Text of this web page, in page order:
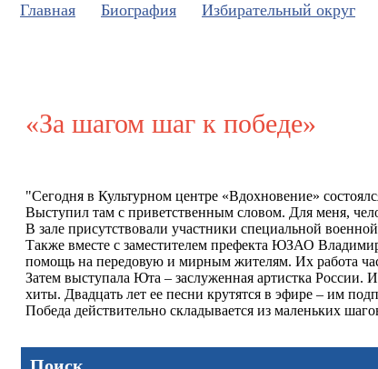
Главная Биография Избирательный округ
«За шагом шаг к победе»
"Сегодня в Культурном центре «Вдохновение»
Выступил там с приветственным словом. Для меня,
В зале присутствовали участники специальной
Также вместе с заместителем префекта ЮЗАО
помощь на передовую и мирным жителям. Их работа
Затем выступала Юта – заслуженная артистка России.
хиты. Двадцать лет ее песни крутятся в эфире – им
Победа действительно складывается из маленьких